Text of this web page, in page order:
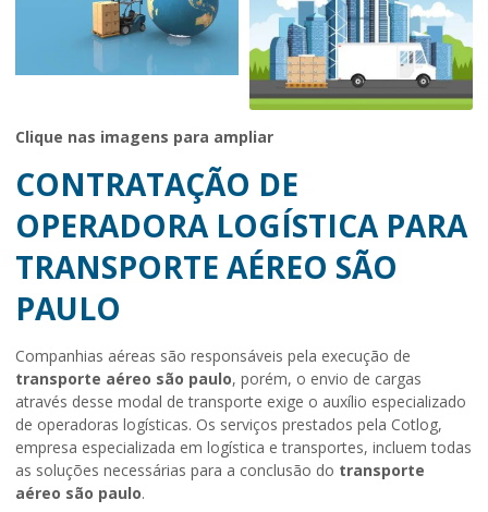
Clique nas imagens para ampliar
CONTRATAÇÃO DE
OPERADORA LOGÍSTICA PARA
TRANSPORTE AÉREO SÃO
PAULO
Companhias aéreas são responsáveis pela execução de
transporte aéreo são paulo, porém, o envio de cargas
através desse modal de transporte exige o auxílio especializado
de operadoras logísticas. Os serviços prestados pela Cotlog,
empresa especializada em logística e transportes, incluem todas
as soluções necessárias para a conclusão do transporte
aéreo são paulo.